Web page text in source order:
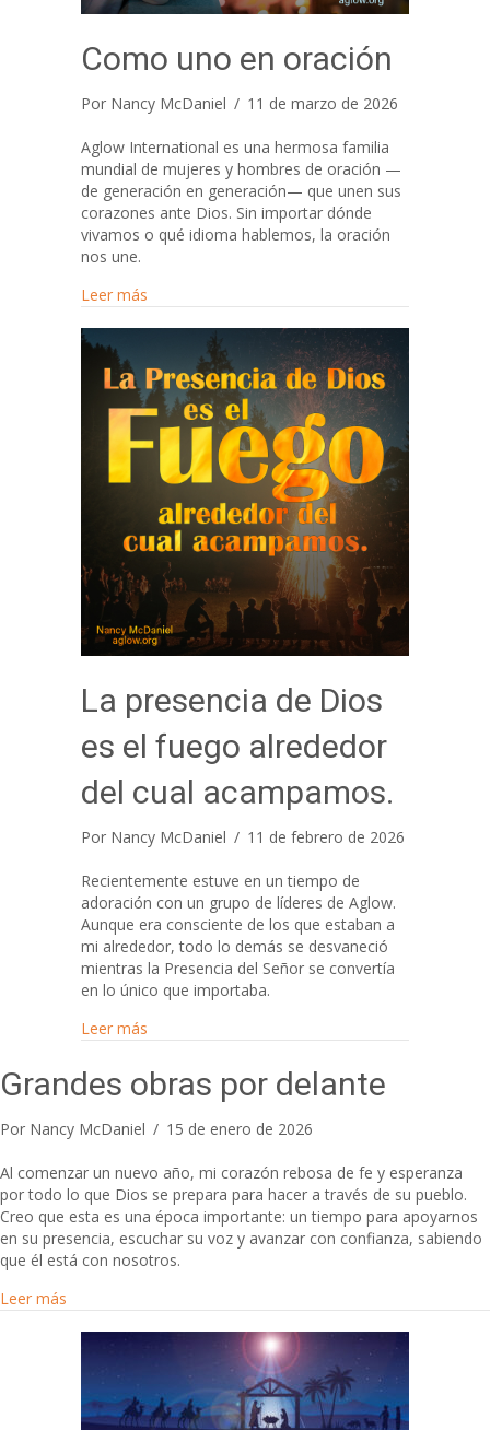
Como uno en oración
Por Nancy McDaniel / 11 de marzo de 2026
Aglow International es una hermosa familia
mundial de mujeres y hombres de oración —
de generación en generación— que unen sus
corazones ante Dios. Sin importar dónde
vivamos o qué idioma hablemos, la oración
nos une.
Leer más
La presencia de Dios
es el fuego alrededor
del cual acampamos.
Por Nancy McDaniel / 11 de febrero de 2026
Recientemente estuve en un tiempo de
adoración con un grupo de líderes de Aglow.
Aunque era consciente de los que estaban a
mi alrededor, todo lo demás se desvaneció
mientras la Presencia del Señor se convertía
en lo único que importaba.
Leer más
Grandes obras por delante
Por Nancy McDaniel / 15 de enero de 2026
Al comenzar un nuevo año, mi corazón rebosa de fe y esperanza
por todo lo que Dios se prepara para hacer a través de su pueblo.
Creo que esta es una época importante: un tiempo para apoyarnos
en su presencia, escuchar su voz y avanzar con confianza, sabiendo
que él está con nosotros.
Leer más